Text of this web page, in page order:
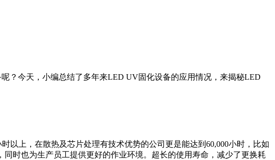
？今天，小编总结了多年来LED UV固化设备的应用情况，来揭秘LED
以上，在散热及芯片处理有技术优势的公司更是能达到60,000小时，比如
时也为生产员工提供更好的作业环境。超长的使用寿命，减少了更换耗